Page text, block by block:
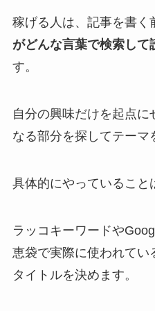
稼げる人は、記事を書く
がどんな言葉で検索して
す。
自分の興味だけを起点
なる部分を探してテーマ
具体的にやっていること
ラッコキーワードや
恵袋で実際に使われてい
タイトルを決めます。